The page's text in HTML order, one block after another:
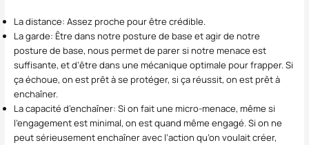
La distance: Assez proche pour être crédible.
La garde: Être dans notre posture de base et agir de notre
posture de base, nous permet de parer si notre menace est
suffisante, et d’être dans une mécanique optimale pour frapper. Si
ça échoue, on est prêt à se protéger, si ça réussit, on est prêt à
enchaîner.
La capacité d’enchaîner: Si on fait une micro-menace, même si
l’engagement est minimal, on est quand même engagé. Si on ne
peut sérieusement enchaîner avec l’action qu’on voulait créer,